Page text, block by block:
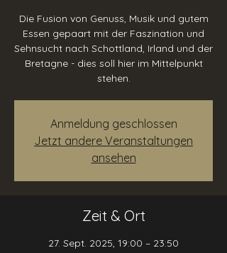
Die Fusion von Genuss, Musik und gutem
Essen gepaart mit der Faszination und
Sehnsucht nach Schottland, Irland und der
Bretagne - dies soll hier im Mittelpunkt
Anmeldung geschlossen
Jetzt andere Veranstaltungen
ansehen
Zeit & Ort
27. Sept. 2025, 19:00 – 23:50